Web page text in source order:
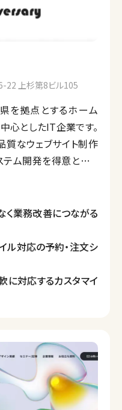
22 上杉第8ビル105
を拠点とするホーム
心としたIT企業です。
なウェブサイト制作
ム開発を得意として
・注文システムなど、
ションを提供。顧客の
題解決に注力してい
の企業や団体に寄り
が特徴です。
く業務改善につながる
ル対応の予約・注文シ
対応するカスタマイ